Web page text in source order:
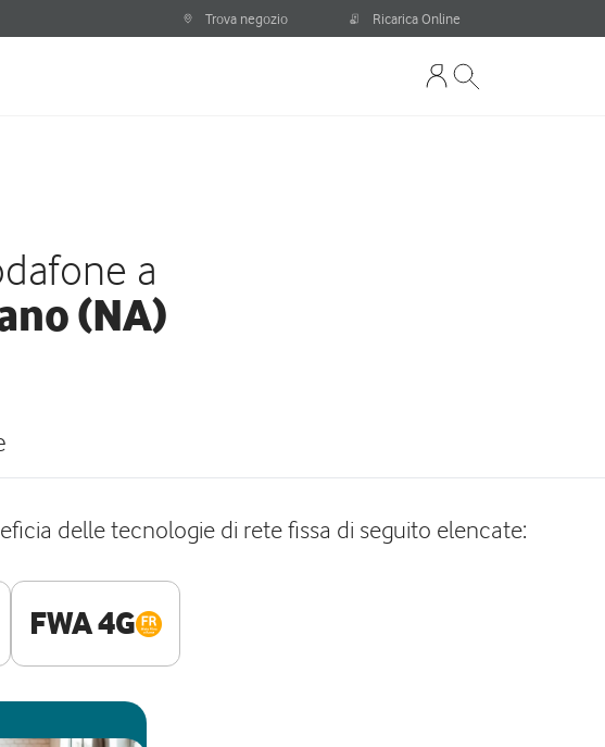
Trova negozio Ricarica Online
a
(NA)
delle tecnologie di rete fissa di seguito elencate:
FWA 4G